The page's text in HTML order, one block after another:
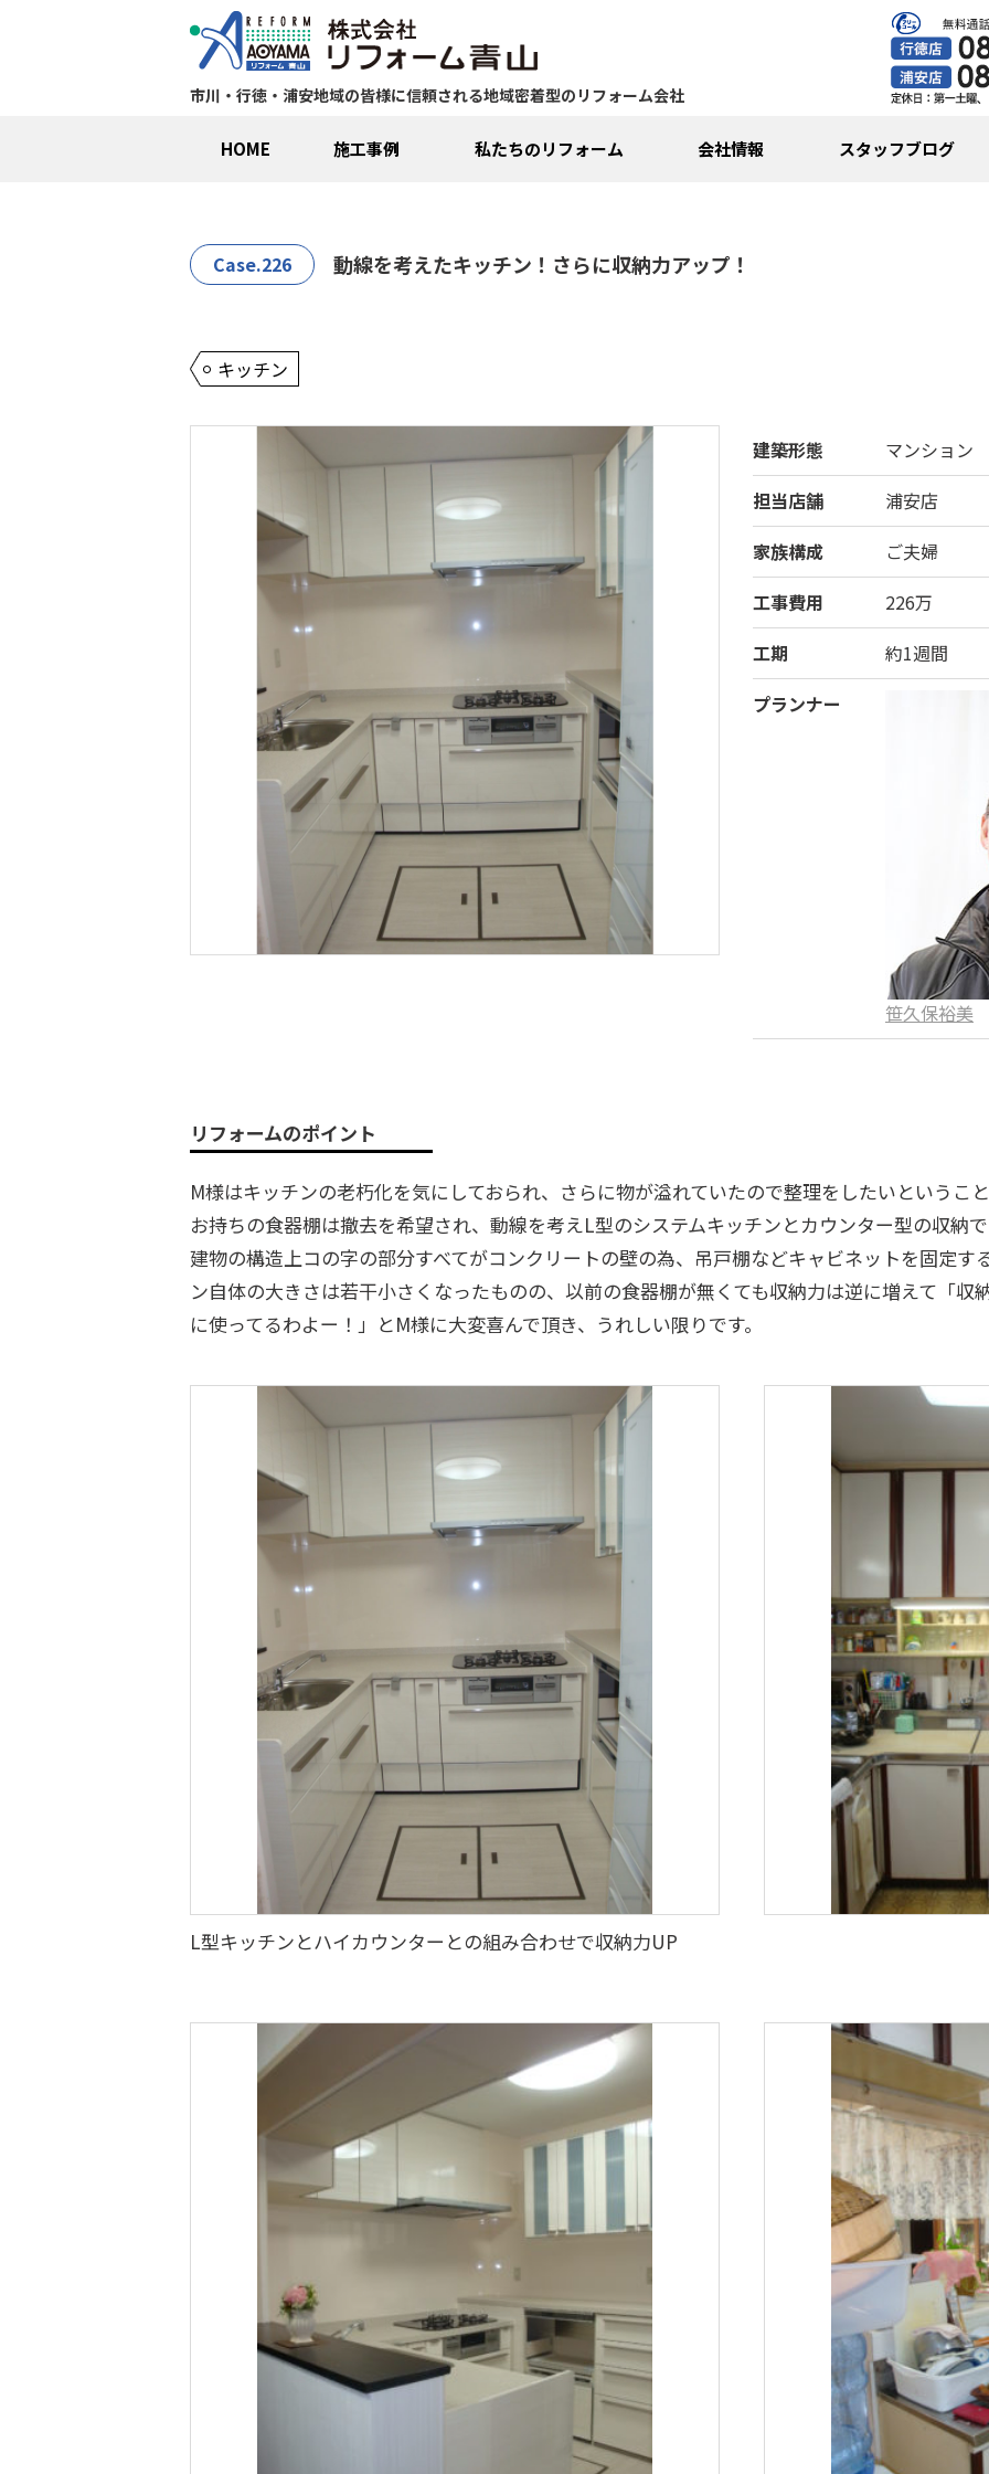
市川・行徳・浦安地域の皆様に信頼される地域密着型のリフォーム会社
HOME 施工事例 私たちのリフォーム 会社情報 スタッフブログ
Case.226 動線を考えたキッチン！さらに収納力アップ！
キッチン
建築形態
マンション
担当店舗
浦安店
家族構成
ご夫婦
工事費用
226万
工期
約1週間
プランナー
笹久保裕美
リフォームのポイント
M様はキッチンの老朽化を気にしておられ、さらに物が溢れていたので整理をしたいというこ
お持ちの食器棚は撤去を希望され、動線を考えL型のシステムキッチンとカウンター型の収納
建物の構造上コの字の部分すべてがコンクリートの壁の為、吊戸棚などキャビネットを固定す
ン自体の大きさは若干小さくなったものの、以前の食器棚が無くても収納力は逆に増えて「収
に使ってるわよー！」とM様に大変喜んで頂き、うれしい限りです。
L型キッチンとハイカウンターとの組み合わせで収納力UP